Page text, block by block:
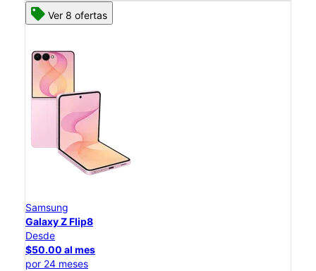
Ver 8 ofertas
Samsung
Galaxy Z Flip8
Desde
$50.00 al mes
por 24 meses